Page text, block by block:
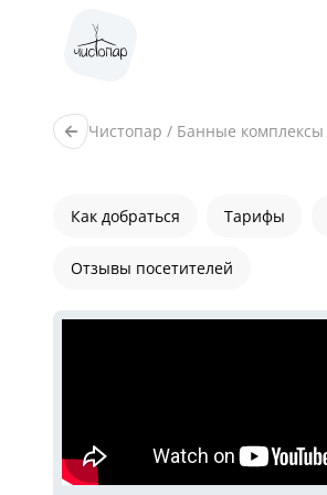
Чистопар / Банные комплексы
Как добраться Тарифы
Отзывы посетителей